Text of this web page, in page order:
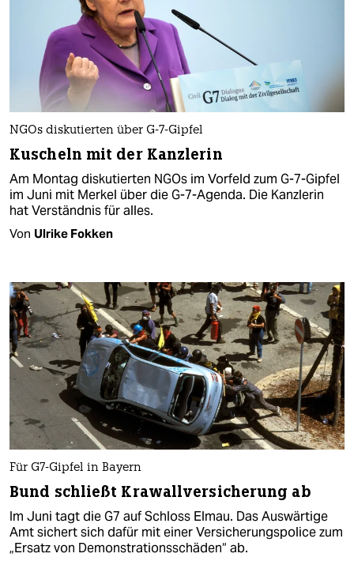
NGOs diskutierten über G-7-Gipfel
Kuscheln mit der Kanzlerin
Am Montag diskutierten NGOs im Vorfeld zum G-7-Gipfel
im Juni mit Merkel über die G-7-Agenda. Die Kanzlerin
hat Verständnis für alles.
Von Ulrike Fokken
Für G7-Gipfel in Bayern
Bund schließt Krawallversicherung ab
Im Juni tagt die G7 auf Schloss Elmau. Das Auswärtige
Amt sichert sich dafür mit einer Versicherungspolice zum
„Ersatz von Demonstrationsschäden“ ab.